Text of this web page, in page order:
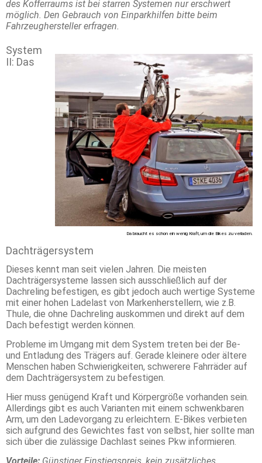
des Kofferraums ist bei starren Systemen nur erschwert
möglich. Den Gebrauch von Einparkhilfen bitte beim
Fahrzeughersteller erfragen.
Da braucht es schon ein wenig Kraft, um die Bikes zu verladen.
System
II: Das
Dachträgersystem
Dieses kennt man seit vielen Jahren. Die meisten
Dachträgersysteme lassen sich ausschließlich auf der
Dachreling befestigen, es gibt jedoch auch wertige Systeme
mit einer hohen Ladelast von Markenherstellern, wie z.B.
Thule, die ohne Dachreling auskommen und direkt auf dem
Dach befestigt werden können.
Probleme im Umgang mit dem System treten bei der Be-
und Entladung des Trägers auf. Gerade kleinere oder ältere
Menschen haben Schwierigkeiten, schwerere Fahrräder auf
dem Dachträgersystem zu befestigen.
Hier muss genügend Kraft und Körpergröße vorhanden sein.
Allerdings gibt es auch Varianten mit einem schwenkbaren
Arm, um den Ladevorgang zu erleichtern. E-Bikes verbieten
sich aufgrund des Gewichtes fast von selbst, hier sollte man
sich über die zulässige Dachlast seines Pkw informieren.